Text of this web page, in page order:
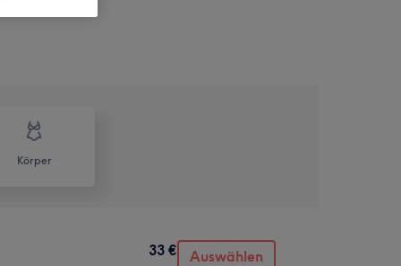
Körper
33 € Auswählen